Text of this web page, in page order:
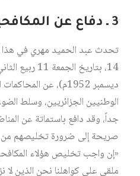
3 ـ دفاع عن المكافحين السياسيين
تحدث عبد الحميد مهري في هذا
ديسمبر 1952م)، عن
الوطنيين الجزائريين، وسلط
جداً، وقد دافع باستماتة عن
صريحة إلى ضرورة تخليصهم
«إن واجب تخليص هؤلاء
ملقى على كواهلنا نحن الذين لا